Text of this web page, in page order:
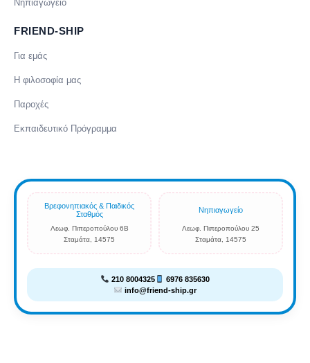
Νηπιαγωγείο
FRIEND-SHIP
Για εμάς
Η φιλοσοφία μας
Παροχές
Εκπαιδευτικό Πρόγραμμα
Βρεφονηπιακός & Παιδικός
Σταθμός
Λεωφ. Πιπεροπούλου 6Β
Σταμάτα, 14575
Νηπιαγωγείο
Λεωφ. Πιπεροπούλου 25
Σταμάτα, 14575
210 8004325
6976 835630
info@friend-ship.gr